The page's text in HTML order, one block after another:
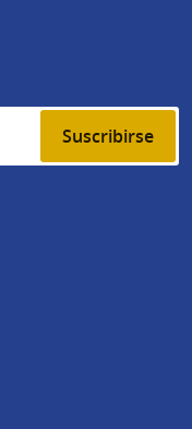
Suscribirse